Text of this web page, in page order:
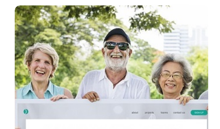
2018